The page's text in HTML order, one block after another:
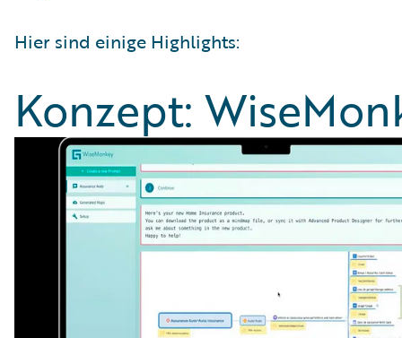
Hier sind einige Highlights:
Konzept: